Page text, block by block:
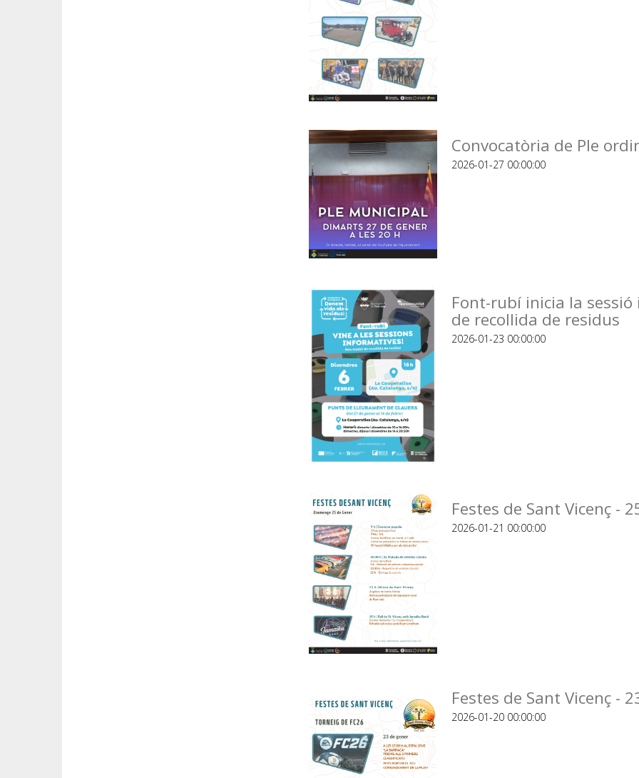
Convocatòria de Ple
2026-01-27 00:00:00
Font-rubí inicia la
de recollida de residus
2026-01-23 00:00:00
Festes de Sant Vicenç -
2026-01-21 00:00:00
Festes de Sant Vicenç -
2026-01-20 00:00:00